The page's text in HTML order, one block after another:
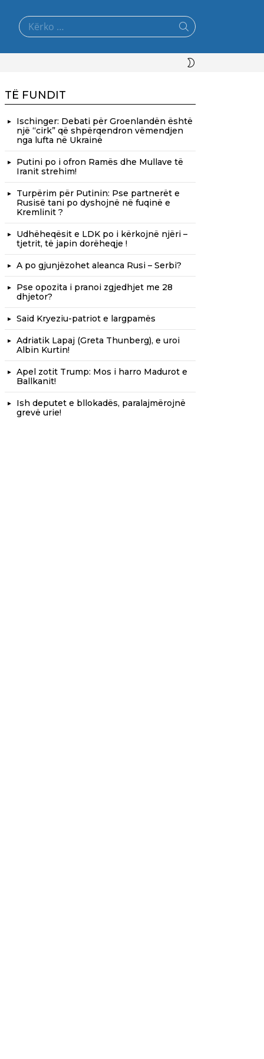
Search
for:
TË FUNDIT
Ischinger: Debati për Groenlandën është
një “cirk” që shpërqendron vëmendjen
nga lufta në Ukrainë
Putini po i ofron Ramës dhe Mullave të
Iranit strehim!
Turpërim për Putinin: Pse partnerët e
Rusisë tani po dyshojnë në fuqinë e
Kremlinit ?
Udhëheqësit e LDK po i kërkojnë njëri –
tjetrit, të japin dorëheqje !
A po gjunjëzohet aleanca Rusi – Serbi?
Pse opozita i pranoi zgjedhjet me 28
dhjetor?
Said Kryeziu-patriot e largpamës
Adriatik Lapaj (Greta Thunberg), e uroi
Albin Kurtin!
Apel zotit Trump: Mos i harro Madurot e
Ballkanit!
Ish deputet e bllokadës, paralajmërojnë
grevë urie!